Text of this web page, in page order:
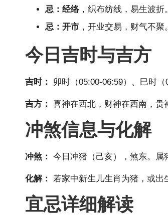
忌：经络，织布纺线，易生波折。
忌：开市 ，开业交易，财气不聚。
今日吉时与吉方
吉时： 卯时（05:00-06:59）、巳时
吉方： 喜神在西北，财神在西南，贵
冲煞信息与化解
冲煞： 今日冲猪（己亥），煞东。属
化解： 若家中新生儿生肖 为猪，或出
宜忌详细解读